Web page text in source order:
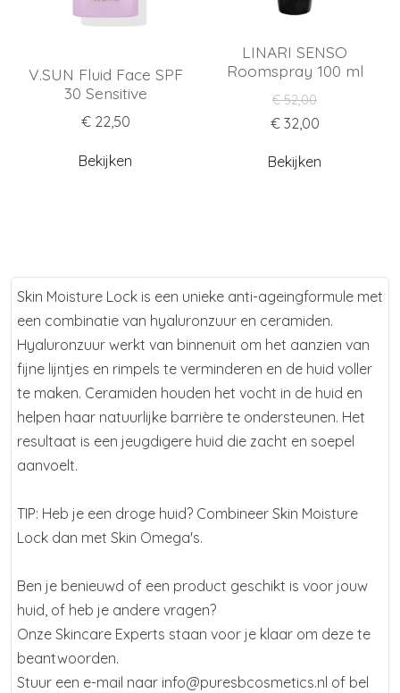
V.SUN Fluid Face SPF
30 Sensitive
€ 22,50
Bekijken
LINARI SENSO
Roomspray 100 ml
€ 52,00
€ 32,00
Bekijken
Skin Moisture Lock is een unieke anti-ageingformule met
een combinatie van hyaluronzuur en ceramiden.
Hyaluronzuur werkt van binnenuit om het aanzien van
fijne lijntjes en rimpels te verminderen en de huid voller
te maken. Ceramiden houden het vocht in de huid en
helpen haar natuurlijke barrière te ondersteunen. Het
resultaat is een jeugdigere huid die zacht en soepel
aanvoelt.
TIP: Heb je een droge huid? Combineer Skin Moisture
Lock dan met Skin Omega's.
Ben je benieuwd of een product geschikt is voor jouw
huid, of heb je andere vragen?
Onze Skincare Experts staan voor je klaar om deze te
beantwoorden.
Stuur een e-mail naar info@puresbcosmetics.nl of bel